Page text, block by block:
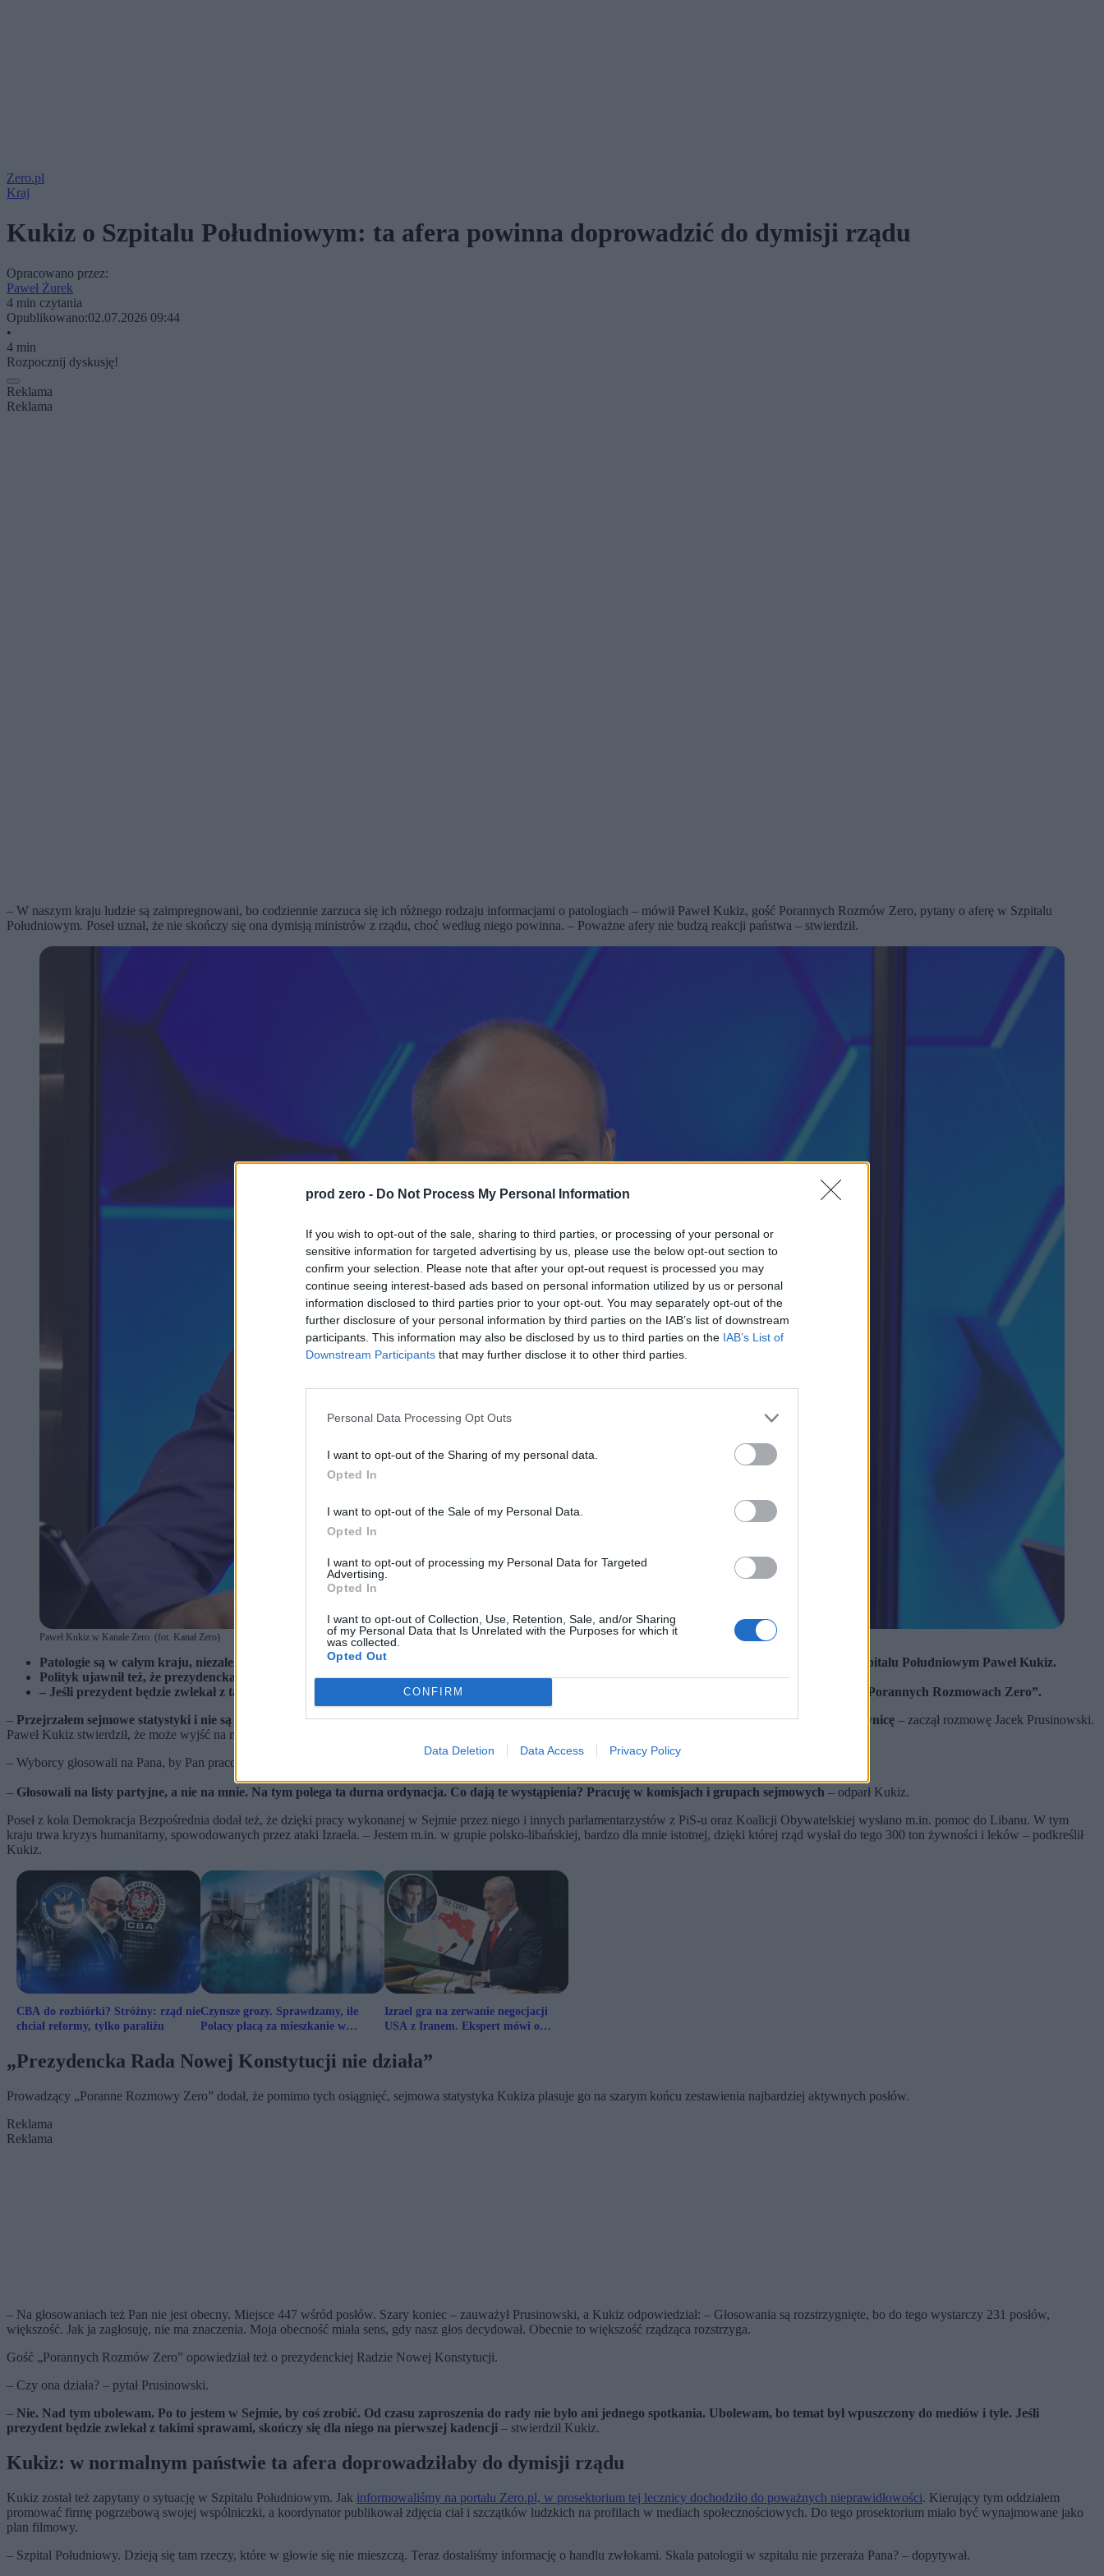
prod zero - Do Not Process My Personal Information
If you wish to opt-out of the sale, sharing to third parties, or processing of your personal or
sensitive information for targeted advertising by us, please use the below opt-out section to
confirm your selection. Please note that after your opt-out request is processed you may
continue seeing interest-based ads based on personal information utilized by us or personal
information disclosed to third parties prior to your opt-out. You may separately opt-out of the
further disclosure of your personal information by third parties on the IAB’s list of downstream
participants. This information may also be disclosed by us to third parties on the IAB’s List of
Downstream Participants that may further disclose it to other third parties.
Personal Data Processing Opt Outs
I want to opt-out of the Sharing of my personal data.
Opted In
I want to opt-out of the Sale of my Personal Data.
Opted In
I want to opt-out of processing my Personal Data for Targeted
Advertising.
Opted In
I want to opt-out of Collection, Use, Retention, Sale, and/or Sharing
of my Personal Data that Is Unrelated with the Purposes for which it
was collected.
Opted Out
CONFIRM
Data Deletion Data Access Privacy Policy
Zero.pl
Kraj
Kukiz o Szpitalu Południowym: ta afera powinna doprowadzić do dymisji rządu
Opracowano przez:
Paweł Żurek
4 min czytania
Opublikowano:02.07.2026 09:44
•
4 min
Rozpocznij dyskusję!
Reklama
Reklama
– W naszym kraju ludzie są zaimpregnowani, bo codziennie zarzuca się ich różnego rodzaju informacjami o patologiach – mówił Paweł Kukiz, gość Porannych Rozmów Zero, pytany o aferę w Szpitalu
Południowym. Poseł uznał, że nie skończy się ona dymisją ministrów z rządu, choć według niego powinna. – Poważne afery nie budzą reakcji państwa – stwierdził.
Paweł Kukiz w Kanale Zero. (fot. Kanał Zero)
Patologie są w całym kraju, niezależnie od tego, kto rządzi. Wyborcy są na nie zaimpregnowani, więc nie będzie reakcji rządu – mówił o sytuacji w Szpitalu Południowym Paweł Kukiz.
Polityk ujawnił też, że prezydencka Rada Nowej Konstytucji, do której należy, została powołana do życia, ale ani razu nie zwołano jej spotkania.
– Jeśli prezydent będzie zwlekał z takimi sprawami (jak zmiana konstytucji – red.), skończy się dla niego na pierwszej kadencji – stwierdził Kukiz w „Porannych Rozmowach Zero”.
– Przejrzałem sejmowe statystyki i nie są one dla Pana zbyt chwalebne, żeby nie powiedzieć, że są druzgocące. Pan w tym roku ani razu nie wyszedł na mównicę – zaczął rozmowę Jacek Prusinowski.
Paweł Kukiz stwierdził, że może wyjść na nią „choćby dziś”.
– Wyborcy głosowali na Pana, by Pan pracował – kontynuował temat Prusinowski.
– Głosowali na listy partyjne, a nie na mnie. Na tym polega ta durna ordynacja. Co dają te wystąpienia? Pracuję w komisjach i grupach sejmowych – odparł Kukiz.
Poseł z koła Demokracja Bezpośrednia dodał też, że dzięki pracy wykonanej w Sejmie przez niego i innych parlamentarzystów z PiS-u oraz Koalicji Obywatelskiej wysłano m.in. pomoc do Libanu. W tym
kraju trwa kryzys humanitarny, spowodowanych przez ataki Izraela. – Jestem m.in. w grupie polsko-libańskiej, bardzo dla mnie istotnej, dzięki której rząd wysłał do tego 300 ton żywności i leków – podkreślił
Kukiz.
CBA do rozbiórki? Stróżny: rząd nie
chciał reformy, tylko paraliżu
Czynsze grozy. Sprawdzamy, ile
Polacy płacą za mieszkanie w
Izrael gra na zerwanie negocjacji
USA z Iranem. Ekspert mówi o
„Prezydencka Rada Nowej Konstytucji nie działa”
Prowadzący „Poranne Rozmowy Zero” dodał, że pomimo tych osiągnięć, sejmowa statystyka Kukiza plasuje go na szarym końcu zestawienia najbardziej aktywnych posłów.
Reklama
Reklama
– Na głosowaniach też Pan nie jest obecny. Miejsce 447 wśród posłów. Szary koniec – zauważył Prusinowski, a Kukiz odpowiedział: – Głosowania są rozstrzygnięte, bo do tego wystarczy 231 posłów,
większość. Jak ja zagłosuję, nie ma znaczenia. Moja obecność miała sens, gdy nasz głos decydował. Obecnie to większość rządząca rozstrzyga.
Gość „Porannych Rozmów Zero” opowiedział też o prezydenckiej Radzie Nowej Konstytucji.
– Czy ona działa? – pytał Prusinowski.
– Nie. Nad tym ubolewam. Po to jestem w Sejmie, by coś zrobić. Od czasu zaproszenia do rady nie było ani jednego spotkania. Ubolewam, bo temat był wpuszczony do mediów i tyle. Jeśli
prezydent będzie zwlekał z takimi sprawami, skończy się dla niego na pierwszej kadencji – stwierdził Kukiz.
Kukiz: w normalnym państwie ta afera doprowadziłaby do dymisji rządu
Kukiz został też zapytany o sytuację w Szpitalu Południowym. Jak informowaliśmy na portalu Zero.pl, w prosektorium tej lecznicy dochodziło do poważnych nieprawidłowości. Kierujący tym oddziałem
promować firmę pogrzebową swojej wspólniczki, a koordynator publikował zdjęcia ciał i szczątków ludzkich na profilach w mediach społecznościowych. Do tego prosektorium miało być wynajmowane jako
plan filmowy.
– Szpital Południowy. Dzieją się tam rzeczy, które w głowie się nie mieszczą. Teraz dostaliśmy informację o handlu zwłokami. Skala patologii w szpitalu nie przeraża Pana? – dopytywał.